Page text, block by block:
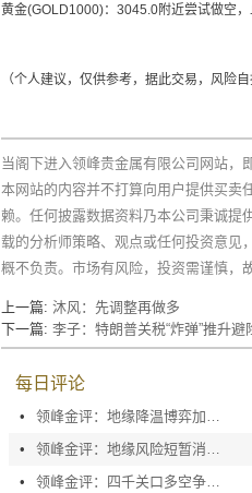
黄金(GOLD1000)：3045.0附近尝试做空
（个人建议，仅供参考，据此交易，风险自
当阁下进入领峰贵金属有限公司网站，
本网站的内容并不打算向用户提供买卖
赖。任何披露数据资料乃本公司秉诚提
载的分析师策略、观点或任何投资意见
概不负责。市场有风险，投资需谨慎，
上一篇: 沐风：先调整再做多
下一篇: 李子：特朗普关税“炸弹”推升避
每日评论
•
•
•
领峰金评：四千关口多空争夺 加息阴云笼罩金市